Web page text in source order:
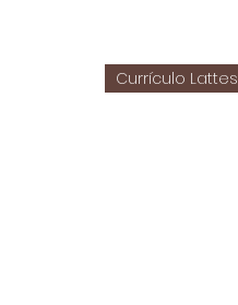
Currículo Lattes